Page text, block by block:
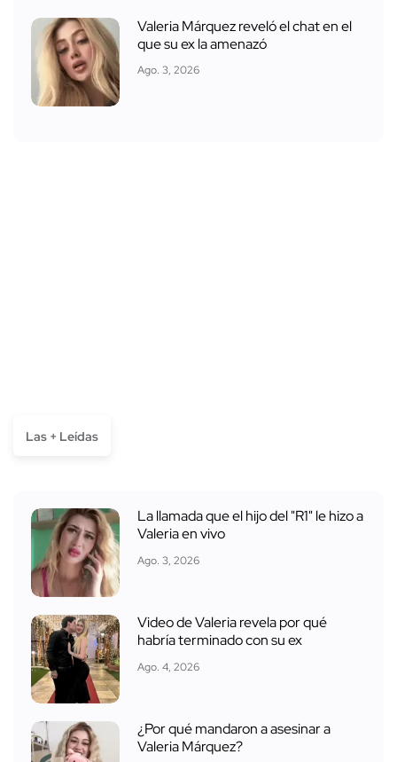
Valeria Márquez reveló el chat en el
que su ex la amenazó
Ago. 3, 2026
Las + Leídas
La llamada que el hijo del "R1" le hizo a
Valeria en vivo
Ago. 3, 2026
Video de Valeria revela por qué
habría terminado con su ex
Ago. 4, 2026
¿Por qué mandaron a asesinar a
Valeria Márquez?